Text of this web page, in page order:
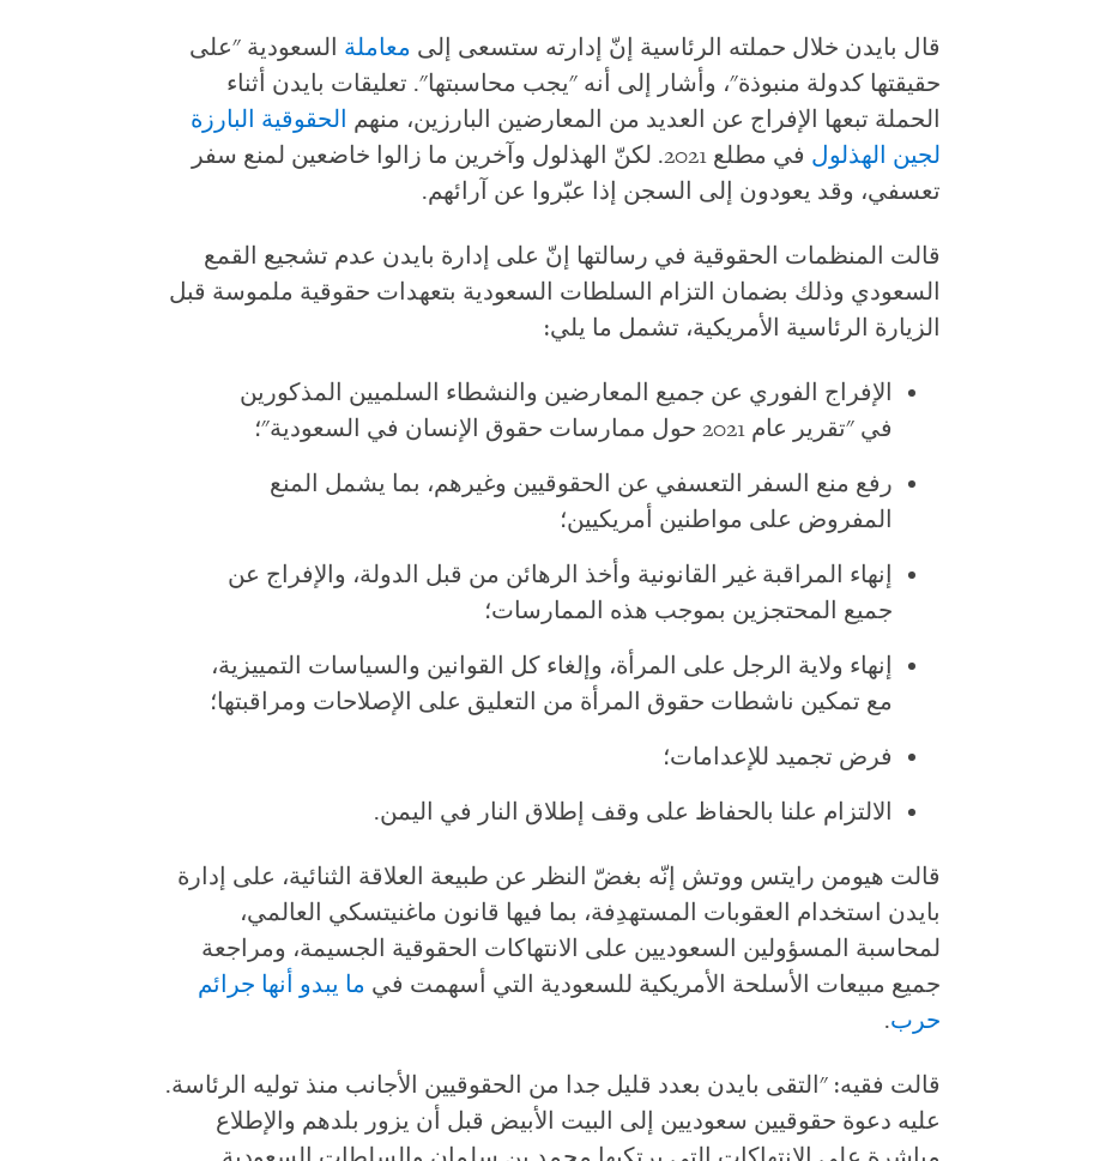
قال بايدن خلال حملته الرئاسية إنّ إدارته ستسعى إلى معاملة السعودية "على
حقيقتها كدولة منبوذة"، وأشار إلى أنه "يجب محاسبتها". تعليقات بايدن أثناء
الحملة تبعها الإفراج عن العديد من المعارضين البارزين، منهم الحقوقية البارزة
لجين الهذلول
في مطلع 2021. لكنّ الهذلول وآخرين ما زالوا خاضعين لمنع سفر
تعسفي، وقد يعودون إلى السجن إذا عبّروا عن آرائهم.
قالت المنظمات الحقوقية في رسالتها إنّ على إدارة بايدن عدم تشجيع القمع
السعودي وذلك بضمان التزام السلطات السعودية بتعهدات حقوقية ملموسة قبل
الزيارة الرئاسية الأمريكية، تشمل ما يلي:
الإفراج الفوري عن جميع المعارضين والنشطاء السلميين المذكورين
في "تقرير عام 2021 حول ممارسات حقوق الإنسان في السعودية"؛
رفع منع السفر التعسفي عن الحقوقيين وغيرهم، بما يشمل المنع
المفروض على مواطنين أمريكيين؛
إنهاء المراقبة غير القانونية وأخذ الرهائن من قبل الدولة، والإفراج عن
جميع المحتجزين بموجب هذه الممارسات؛
إنهاء ولاية الرجل على المرأة، وإلغاء كل القوانين والسياسات التمييزية،
مع تمكين ناشطات حقوق المرأة من التعليق على الإصلاحات ومراقبتها؛
فرض تجميد للإعدامات؛
الالتزام علنا بالحفاظ على وقف إطلاق النار في اليمن.
قالت هيومن رايتس ووتش إنّه بغضّ النظر عن طبيعة العلاقة الثنائية، على إدارة
بايدن استخدام العقوبات المستهدِفة، بما فيها قانون ماغنيتسكي العالمي،
لمحاسبة المسؤولين السعوديين على الانتهاكات الحقوقية الجسيمة، ومراجعة
جميع مبيعات الأسلحة الأمريكية للسعودية التي أسهمت في ما يبدو أنها جرائم
حرب.
قالت فقيه: "التقى بايدن بعدد قليل جدا من الحقوقيين الأجانب منذ توليه الرئاسة.
عليه دعوة حقوقيين سعوديين إلى البيت الأبيض قبل أن يزور بلدهم والإطلاع